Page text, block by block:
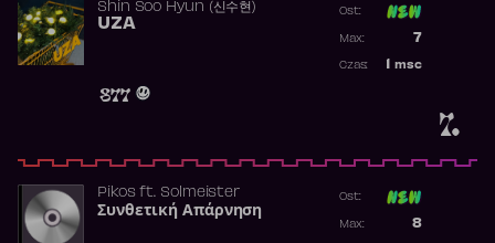
7.
Shin Soo Hyun (신수현)
UZA
877
Ost:
7
Max:
msc
Czas:
Pikosft. Solmeister
Συνθετική Απάρνηση
Ost:
8
Max: